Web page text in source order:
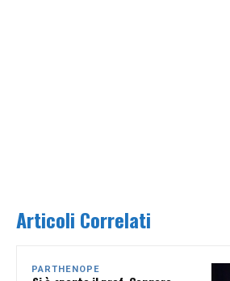
Articoli Correlati
PARTHENOPE